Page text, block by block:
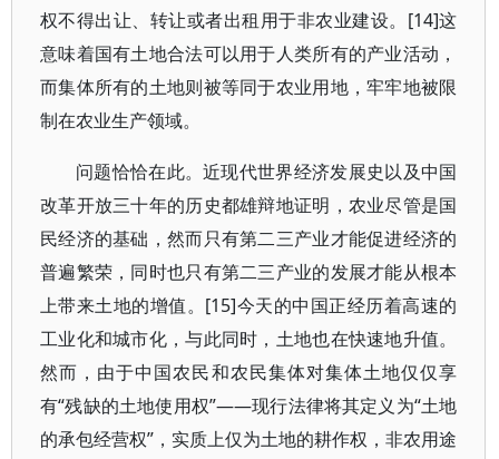
权不得出让、转让或者出租用于非农业建设。[14]这
意味着国有土地合法可以用于人类所有的产业活动，
而集体所有的土地则被等同于农业用地，牢牢地被限
制在农业生产领域。
问题恰恰在此。近现代世界经济发展史以及中国
改革开放三十年的历史都雄辩地证明，农业尽管是国
民经济的基础，然而只有第二三产业才能促进经济的
普遍繁荣，同时也只有第二三产业的发展才能从根本
上带来土地的增值。[15]今天的中国正经历着高速的
工业化和城市化，与此同时，土地也在快速地升值。
然而，由于中国农民和农民集体对集体土地仅仅享
有“残缺的土地使用权”——现行法律将其定义为“土地
的承包经营权”，实质上仅为土地的耕作权，非农用途